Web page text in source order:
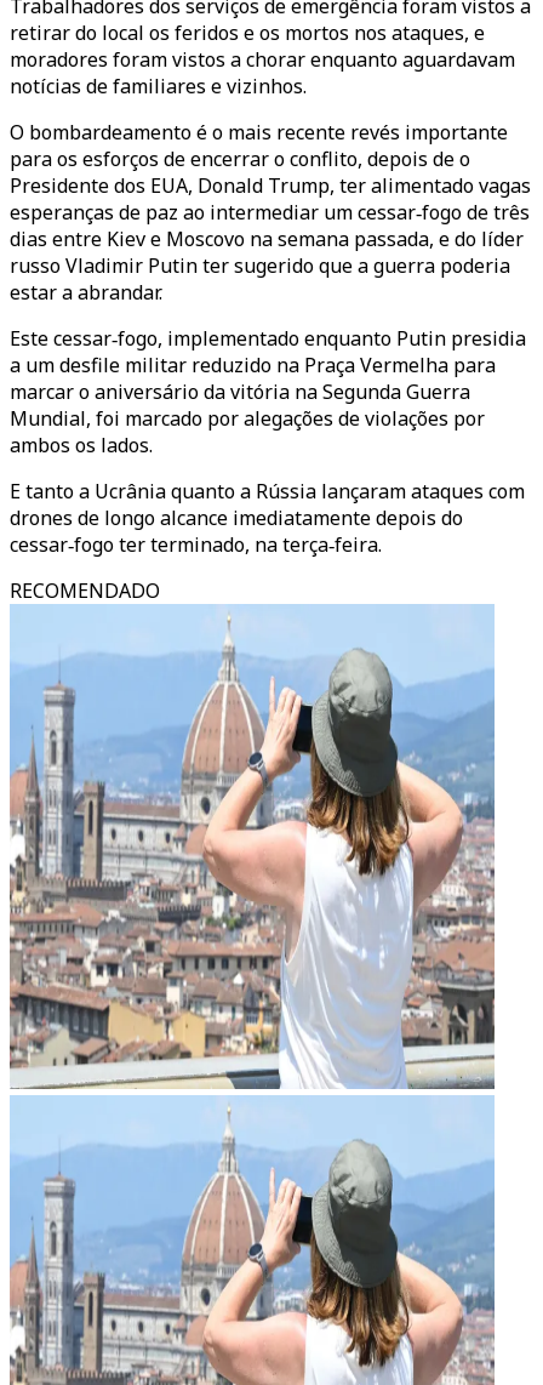
Trabalhadores dos serviços de emergência foram vistos a
retirar do local os feridos e os mortos nos ataques, e
moradores foram vistos a chorar enquanto aguardavam
notícias de familiares e vizinhos.
O bombardeamento é o mais recente revés importante
para os esforços de encerrar o conflito, depois de o
Presidente dos EUA, Donald Trump, ter alimentado vagas
esperanças de paz ao intermediar um cessar‑fogo de três
dias entre Kiev e Moscovo na semana passada, e do líder
russo Vladimir Putin ter sugerido que a guerra poderia
estar a abrandar.
Este cessar‑fogo, implementado enquanto Putin presidia
a um desfile militar reduzido na Praça Vermelha para
marcar o aniversário da vitória na Segunda Guerra
Mundial, foi marcado por alegações de violações por
ambos os lados.
E tanto a Ucrânia quanto a Rússia lançaram ataques com
drones de longo alcance imediatamente depois do
cessar‑fogo ter terminado, na terça‑feira.
RECOMENDADO